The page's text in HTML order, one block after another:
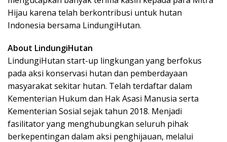
Hijau karena telah berkontribusi untuk hutan
Indonesia bersama LindungiHutan.
About LindungiHutan
LindungiHutan start-up lingkungan yang berfokus
pada aksi konservasi hutan dan pemberdayaan
masyarakat sekitar hutan. Telah terdaftar dalam
Kementerian Hukum dan Hak Asasi Manusia serta
Kementerian Sosial sejak tahun 2018. Menjadi
fasilitator yang menghubungkan seluruh pihak
berkepentingan dalam aksi penghijauan, melalui